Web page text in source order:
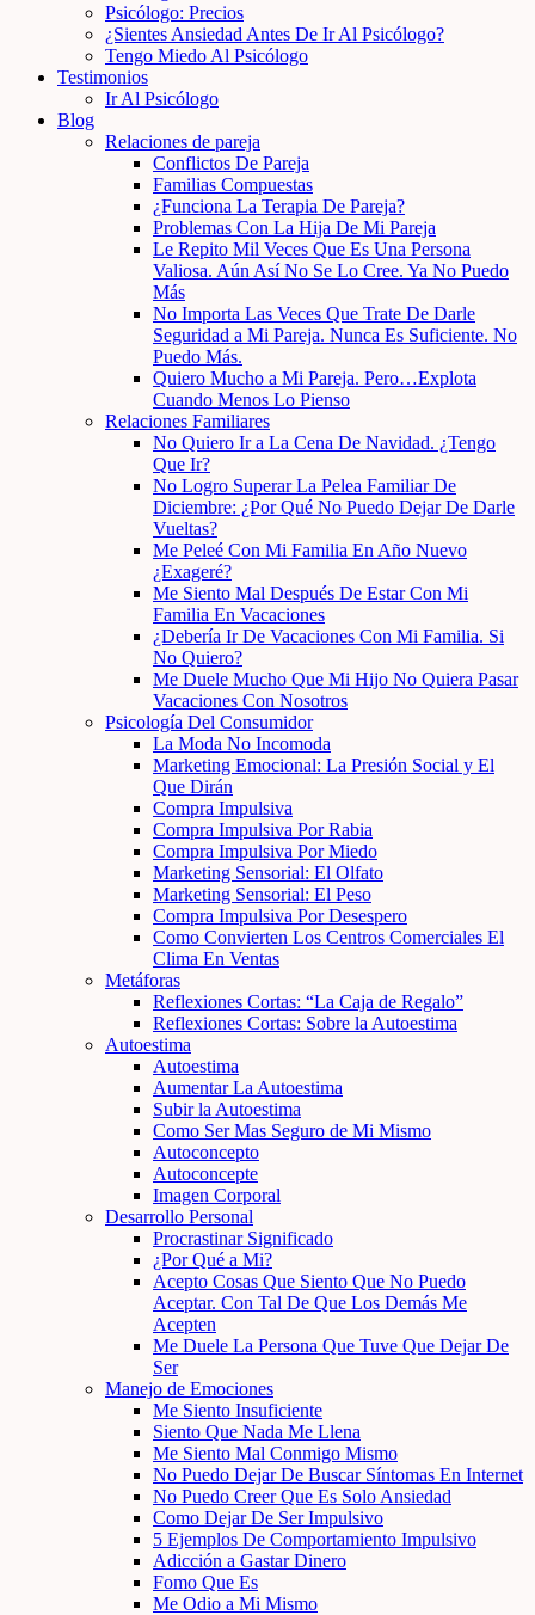
Psicólogo: Precios
¿Sientes Ansiedad Antes De Ir Al Psicólogo?
Tengo Miedo Al Psicólogo
Testimonios
Ir Al Psicólogo
Blog
Relaciones de pareja
Conflictos De Pareja
Familias Compuestas
¿Funciona La Terapia De Pareja?
Problemas Con La Hija De Mi Pareja
Le Repito Mil Veces Que Es Una Persona
Valiosa. Aún Así No Se Lo Cree. Ya No Puedo
Más
No Importa Las Veces Que Trate De Darle
Seguridad a Mi Pareja. Nunca Es Suficiente. No
Puedo Más.
Quiero Mucho a Mi Pareja. Pero…Explota
Cuando Menos Lo Pienso
Relaciones Familiares
No Quiero Ir a La Cena De Navidad. ¿Tengo
Que Ir?
No Logro Superar La Pelea Familiar De
Diciembre: ¿Por Qué No Puedo Dejar De Darle
Vueltas?
Me Peleé Con Mi Familia En Año Nuevo
¿Exageré?
Me Siento Mal Después De Estar Con Mi
Familia En Vacaciones
¿Debería Ir De Vacaciones Con Mi Familia. Si
No Quiero?
Me Duele Mucho Que Mi Hijo No Quiera Pasar
Vacaciones Con Nosotros
Psicología Del Consumidor
La Moda No Incomoda
Marketing Emocional: La Presión Social y El
Que Dirán
Compra Impulsiva
Compra Impulsiva Por Rabia
Compra Impulsiva Por Miedo
Marketing Sensorial: El Olfato
Marketing Sensorial: El Peso
Compra Impulsiva Por Desespero
Como Convierten Los Centros Comerciales El
Clima En Ventas
Metáforas
Reflexiones Cortas: “La Caja de Regalo”
Reflexiones Cortas: Sobre la Autoestima
Autoestima
Autoestima
Aumentar La Autoestima
Subir la Autoestima
Como Ser Mas Seguro de Mi Mismo
Autoconcepto
Autoconcepte
Imagen Corporal
Desarrollo Personal
Procrastinar Significado
¿Por Qué a Mi?
Acepto Cosas Que Siento Que No Puedo
Aceptar. Con Tal De Que Los Demás Me
Acepten
Me Duele La Persona Que Tuve Que Dejar De
Ser
Manejo de Emociones
Me Siento Insuficiente
Siento Que Nada Me Llena
Me Siento Mal Conmigo Mismo
No Puedo Dejar De Buscar Síntomas En Internet
No Puedo Creer Que Es Solo Ansiedad
Como Dejar De Ser Impulsivo
5 Ejemplos De Comportamiento Impulsivo
Adicción a Gastar Dinero
Fomo Que Es
Me Odio a Mi Mismo